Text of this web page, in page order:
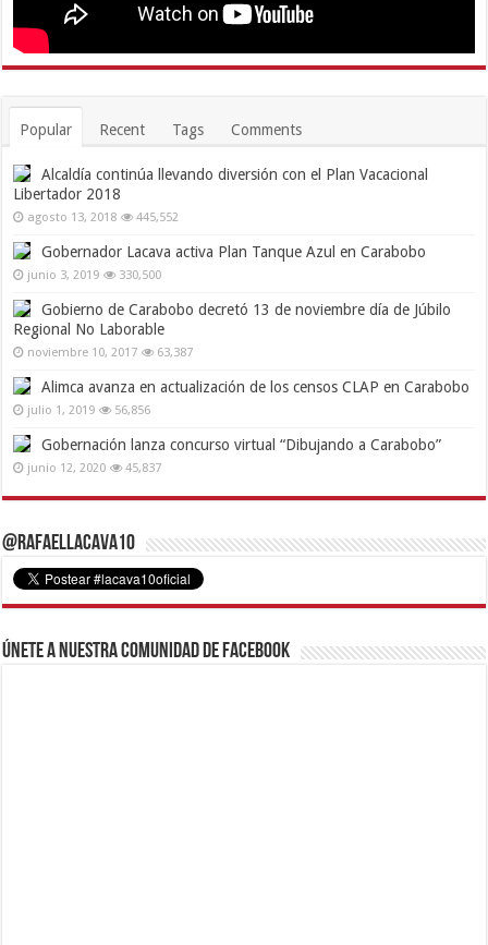
Popular Recent Tags Comments
Alcaldía continúa llevando diversión con el Plan Vacacional
Libertador 2018
agosto 13, 2018 445,552
Gobernador Lacava activa Plan Tanque Azul en Carabobo
junio 3, 2019 330,500
Gobierno de Carabobo decretó 13 de noviembre día de Júbilo
Regional No Laborable
noviembre 10, 2017 63,387
Alimca avanza en actualización de los censos CLAP en Carabobo
julio 1, 2019 56,856
Gobernación lanza concurso virtual “Dibujando a Carabobo”
junio 12, 2020 45,837
@RafaelLacava10
Únete a nuestra comunidad de Facebook